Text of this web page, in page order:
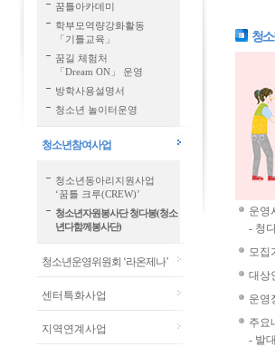
꿈틀아카데미
학부모역량강화활동
「기틀교육」
꿈길 체험처
「Dream ON」 운영
방학사용설명서
청소년 놀이터운영
청소년참여사업
청소년동아리지원사업
‘꿈틀 크루(CREW)’
청소년자원봉사단 청다봉(청소
년다함께봉사단)
청소년운영위원회 ‘라온제나’
센터특화사업
지역연계사업
청
운영
- 청
모집
대상
운영
주요
- 발